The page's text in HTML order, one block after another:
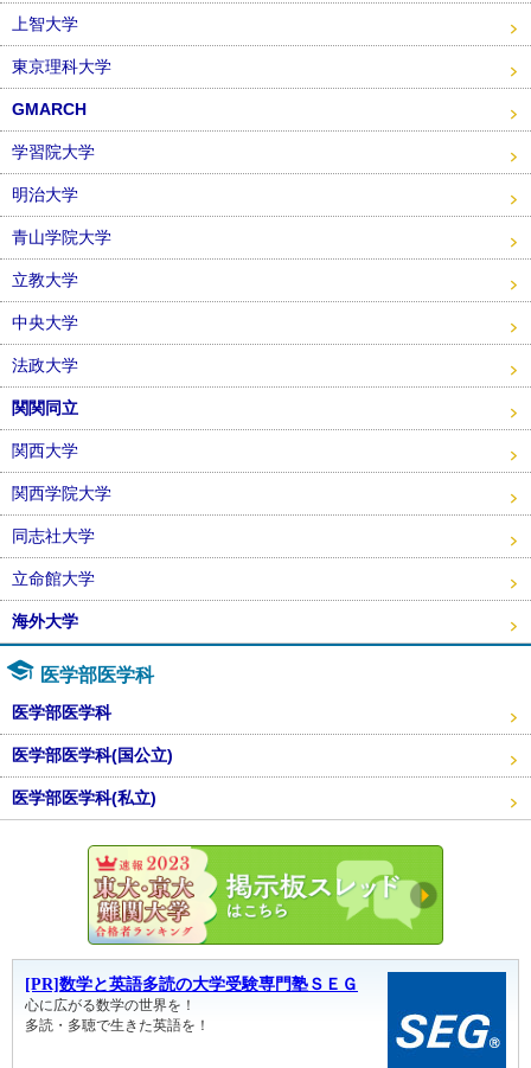
上智大学
東京理科大学
GMARCH
学習院大学
明治大学
青山学院大学
立教大学
中央大学
法政大学
関関同立
関西大学
関西学院大学
同志社大学
立命館大学
海外大学
医学部医学科
医学部医学科
医学部医学科(国公立)
医学部医学科(私立)